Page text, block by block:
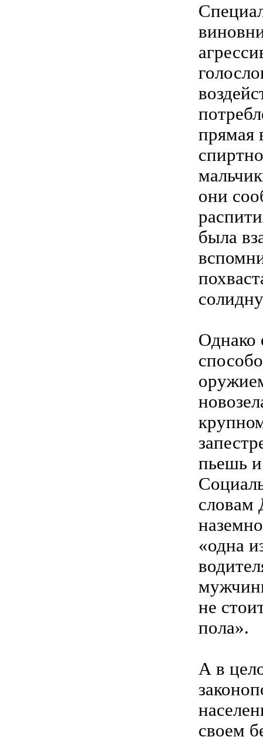
прямая
они
была
Однако
пьешь
словам
«одна
не
пола».
А в
своем